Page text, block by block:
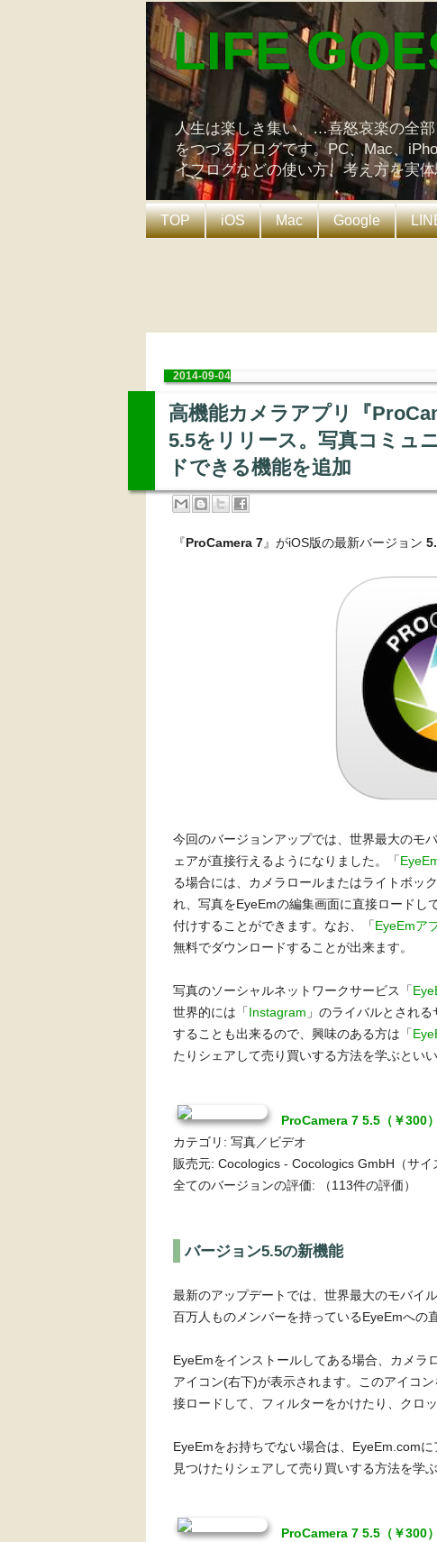
LIFE
人生は楽しき集い、…喜怒哀楽の全
をつづるブログです。PC、Mac、
イフログなどの使い方、考え方を実
TOP iOS Mac Google
2014-09-04
高機能カメラアプリ『
5.5をリリース。写真コミュ
ドできる機能を追加
『ProCamera 7』がiOS版の最新バージョン
今回のバージョンアップでは、世界最大のモ
ェアが直接行えるようになりました。「
る場合には、カメラロールまたはライトボッ
れ、写真をEyeEmの編集画面に直接ロードし
付けすることができます。なお、「EyeEmア
無料でダウンロードすることが出来ます。
写真のソーシャルネットワークサービス 「
世界的には「Instagram 」のライバルとされ
することも出来るので、興味のある方は「
たりシェアして売り買いする方法を学ぶとい
ProCamera 7 5.5（￥300）
カテゴリ: 写真／ビデオ
販売元: Cocologics - Cocologics GmbH（サイ
全てのバージョンの評価:
（113件の評価）
バージョン5.5の新機能
最新のアップデートでは、世界最大のモバイ
百万人ものメンバーを持っているEyeEmへの
EyeEmをインストールしてある場合、カメラ
アイコン(右下)が表示されます。このアイコ
接ロードして、フィルターをかけたり、クロ
EyeEmをお持ちでない場合は、EyeEm.com
見つけたりシェアして売り買いする方法を学
ProCamera 7 5.5（￥300）